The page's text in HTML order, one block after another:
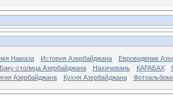
Намаза История Азербайджана
Евровидение
Баку-столица Азербайджана Нахичевань КАРАБАХ
Азербайджана
Кухня Азербайджана